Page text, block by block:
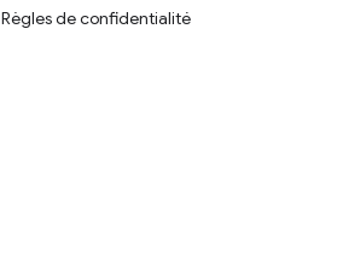
Règles de confidentialité